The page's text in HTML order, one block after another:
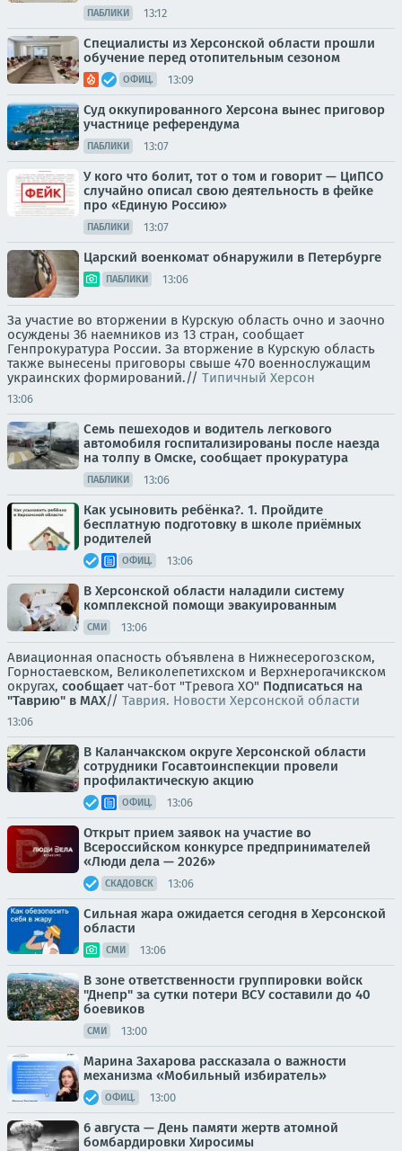
ПАБЛИКИ 13:12
Специалисты из Херсонской области прошли
обучение перед отопительным сезоном
ОФИЦ. 13:09
Суд оккупированного Херсона вынес приговор
участнице референдума
ПАБЛИКИ 13:07
У кого что болит, тот о том и говорит — ЦиПСО
случайно описал свою деятельность в фейке
про «Единую Россию»
ПАБЛИКИ 13:07
Царский военкомат обнаружили в Петербурге
ПАБЛИКИ 13:06
За участие во вторжении в Курскую область очно и заочно
осуждены 36 наемников из 13 стран, сообщает
Генпрокуратура России. За вторжение в Курскую область
также вынесены приговоры свыше 470 военнослужащим
украинских формирований.// Типичный Херсон
13:06
Семь пешеходов и водитель легкового
автомобиля госпитализированы после наезда
на толпу в Омске, сообщает прокуратура
ПАБЛИКИ 13:06
Как усыновить ребёнка?. 1. Пройдите
бесплатную подготовку в школе приёмных
родителей
ОФИЦ. 13:06
В Херсонской области наладили систему
комплексной помощи эвакуированным
СМИ 13:06
Авиационная опасность объявлена в Нижнесерогозском,
Горностаевском, Великолепетихском и Верхнерогачикском
округах, сообщает чат-бот "Тревога ХО" Подписаться на
"Таврию" в MAX// Таврия. Новости Херсонской области
13:06
В Каланчакском округе Херсонской области
сотрудники Госавтоинспекции провели
профилактическую акцию
ОФИЦ. 13:06
Открыт прием заявок на участие во
Всероссийском конкурсе предпринимателей
«Люди дела — 2026»
СКАДОВСК 13:06
Сильная жара ожидается сегодня в Херсонской
области
СМИ 13:06
В зоне ответственности группировки войск
"Днепр" за сутки потери ВСУ составили до 40
боевиков
СМИ 13:00
Марина Захарова рассказала о важности
механизма «Мобильный избиратель»
ОФИЦ. 13:00
6 августа — День памяти жертв атомной
бомбардировки Хиросимы